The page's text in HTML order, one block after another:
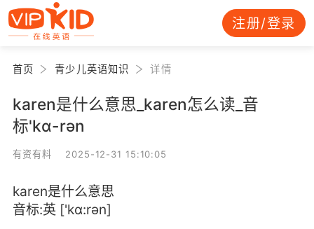
注册/登录
首页 青少儿英语知识 详情
karen是什么意思_karen怎么读_音
标'kɑ-rәn
有资有料 2025-12-31 15:10:05
karen是什么意思
音标:英 ['kɑ:rәn]